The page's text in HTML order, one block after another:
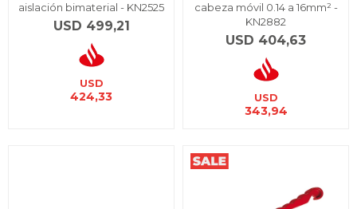
aislación bimaterial - KN2525
USD 499,21
USD
424,33
cabeza móvil 0.14 a 16mm² -
KN2882
USD 404,63
USD
343,94